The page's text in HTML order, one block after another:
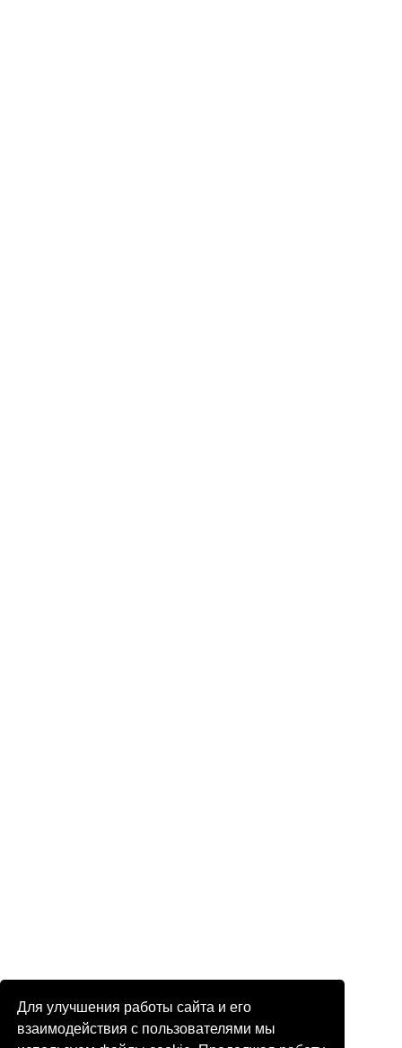
Для улучшения работы сайта и его
взаимодействия с пользователями мы